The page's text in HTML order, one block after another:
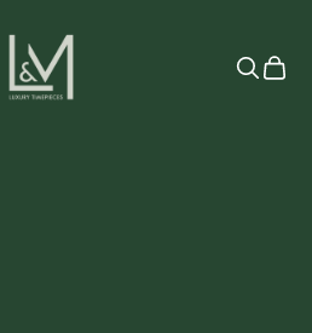
L&M Luxury Timepieces
Tìm kiếm
Giỏ